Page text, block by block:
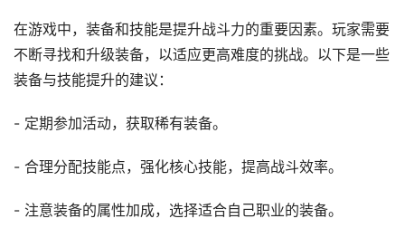
在游戏中，装备和技能是提升战斗力的重要因素。玩家需要
不断寻找和升级装备，以适应更高难度的挑战。以下是一些
装备与技能提升的建议：
- 定期参加活动，获取稀有装备。
- 合理分配技能点，强化核心技能，提高战斗效率。
- 注意装备的属性加成，选择适合自己职业的装备。